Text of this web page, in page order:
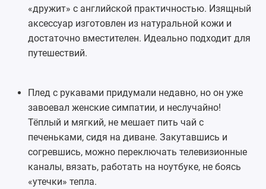
«дружит» с английской практичностью. Изящный
аксессуар изготовлен из натуральной кожи и
достаточно вместителен. Идеально подходит для
путешествий.
Плед с рукавами придумали недавно, но он уже
завоевал женские симпатии, и неслучайно!
Тёплый и мягкий, не мешает пить чай с
печеньками, сидя на диване. Закутавшись и
согревшись, можно переключать телевизионные
каналы, вязать, работать на ноутбуке, не боясь
«утечки» тепла.